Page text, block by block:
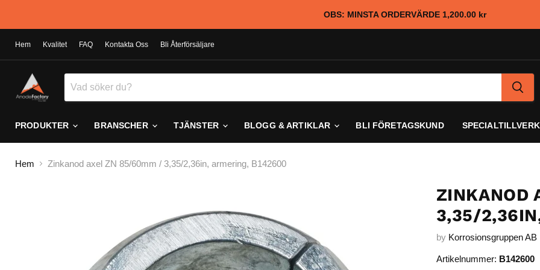
OBS: MINSTA ORDERVÄRDE 1,200.00 kr
Hem Kvalitet FAQ Kontakta Oss Bli Återförsäljare
PRODUKTER BRANSCHER TJÄNSTER BLOGG & ARTIKLAR BLI FÖRETAGSKUND
Hem Zinkanod axel ZN 85/60mm / 3,35/2,36in, armering, B142600
ZINKANOD
3,35/
by Korrosionsgruppen AB
Artikelnummer: B142600